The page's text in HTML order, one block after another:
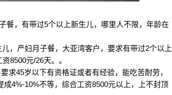
餐，有带过5个以上新生儿，哪里人不限，年龄在
，产妇月子餐，大亚湾客户，要求有带过2个以上
8500元/26天。。
求45岁以下有资格证或者有经验，能吃苦耐劳，
4%-10%不等，综合工资8500元以上，上不封顶